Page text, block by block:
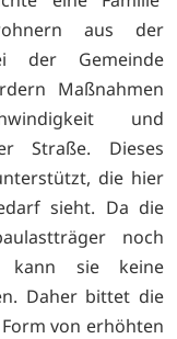
aus der
der Gemeinde
Maßnahmen
und
Straße. Dieses
die hier
sieht. Da die
noch
kann sie keine
Daher bittet die
von erhöhten